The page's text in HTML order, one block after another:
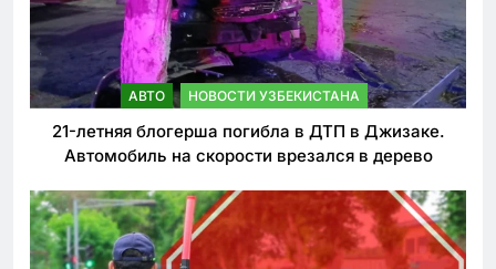
АВТО НОВОСТИ УЗБЕКИСТАНА
21-летняя блогерша погибла в ДТП в Джизаке.
Автомобиль на скорости врезался в дерево